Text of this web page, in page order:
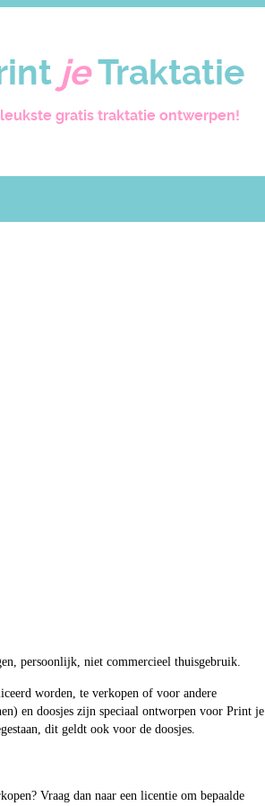
je Traktatie
gratis traktatie ontwerpen!
persoonlijk, niet commercieel thuisgebruik.
worden, te verkopen of voor andere
en doosjes zijn speciaal ontworpen voor Print je
dit geldt ook voor de doosjes.
Vraag dan naar een licentie om bepaalde